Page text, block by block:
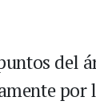
del
por